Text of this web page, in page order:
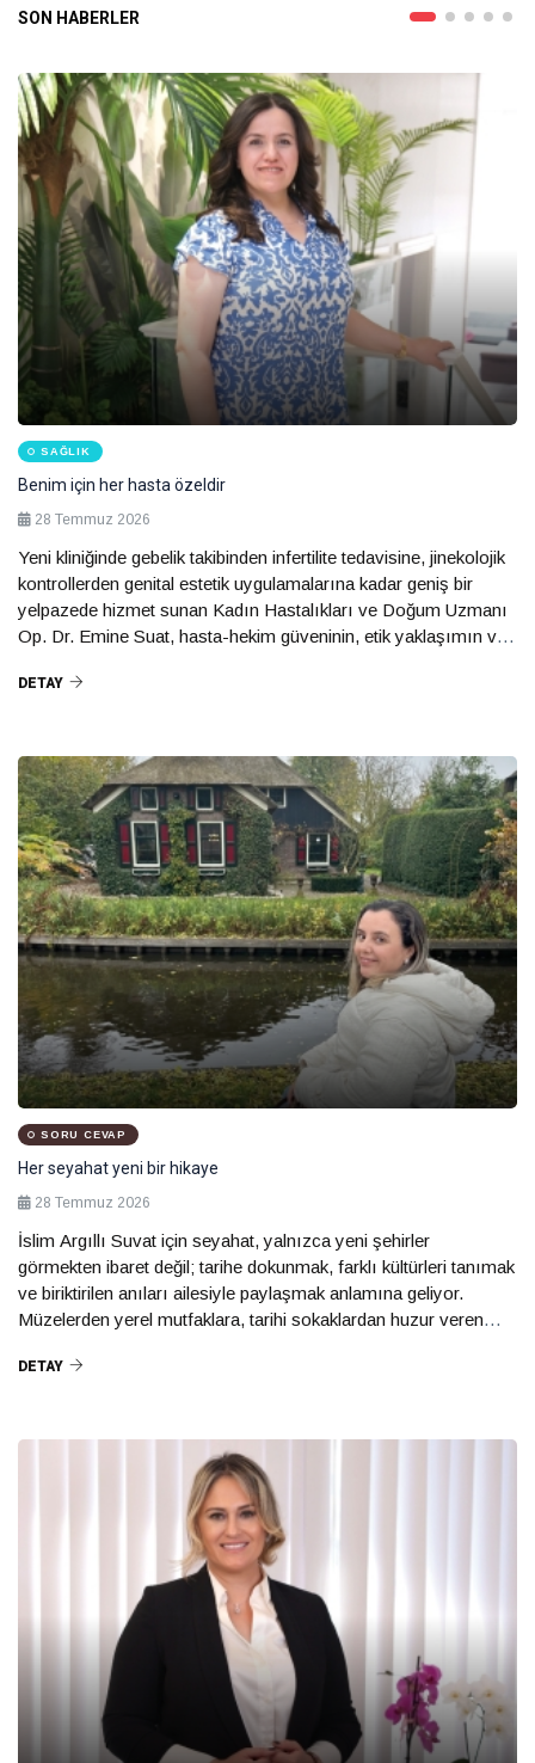
SON HABERLER
SAĞLIK
Benim için her hasta özeldir
28 Temmuz 2026
Yeni kliniğinde gebelik takibinden infertilite tedavisine, jinekolojik
kontrollerden genital estetik uygulamalarına kadar geniş bir
yelpazede hizmet sunan Kadın Hastalıkları ve Doğum Uzmanı
Op. Dr. Emine Suat, hasta-hekim güveninin, etik yaklaşımın ve
DETAY
SORU CEVAP
Her seyahat yeni bir hikaye
28 Temmuz 2026
İslim Argıllı Suvat için seyahat, yalnızca yeni şehirler
görmekten ibaret değil; tarihe dokunmak, farklı kültürleri tanımak
ve biriktirilen anıları ailesiyle paylaşmak anlamına geliyor.
Müzelerden yerel mutfaklara, tarihi sokaklardan huzur veren
hikâye kazandırıyor.
DETAY